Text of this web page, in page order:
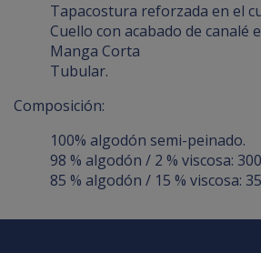
Tapacostura reforzada en el
Cuello con acabado de canalé
Manga Corta
Tubular.
Composición:
100% algodón semi-peinado.
98 % algodón / 2 % viscosa:
85 % algodón / 15 % viscosa: